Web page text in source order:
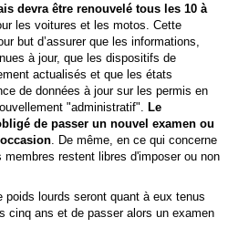
devra être renouvelé tous les 10 à
les voitures et les motos. Cette
but d’assurer que les informations,
à jour, que les dispositifs de
actualisés et que les états
de données à jour sur les permis en
"administratif". Le
de passer un nouvel examen ou
. De même, en ce qui concerne
restent libres d'imposer ou non
poids lourds seront quant à eux tenus
cinq ans et de passer alors un examen